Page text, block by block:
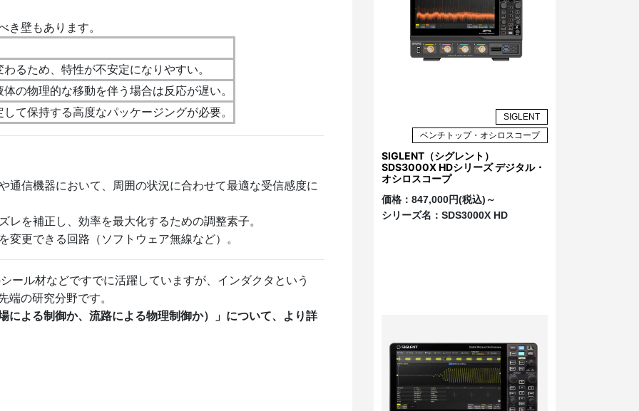
き壁もあります。
るため、特性が不安定になりやすい。
の物理的な移動を伴う場合は反応が遅い。
て保持する高度なパッケージングが必要。
通信機器において、周囲の状況に合わせて最適な受信感度に
レを補正し、効率を最大化するための調整素子。
変更できる回路（ソフトウェア無線など）。
ール材などですでに活躍していますが、インダクタという
端の研究分野です。
による制御か、流路による物理制御か）」について、より詳
SIGLENT
ベンチトップ・オシロスコープ
SIGLENT（シグレント）
SDS3000X HDシリーズ デジタル・
オシロスコープ
価格： 847,000円(税込)～
シリーズ名： SDS3000X HD